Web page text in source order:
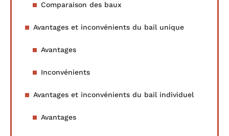
Comparaison des baux
Avantages et inconvénients du bail unique
Avantages
Inconvénients
Avantages et inconvénients du bail individuel
Avantages